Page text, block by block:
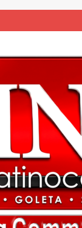
a migrantes
California NACIONALES